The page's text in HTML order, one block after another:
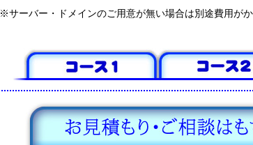
※サーバー・ドメインのご用意が無い場合は別途費用が